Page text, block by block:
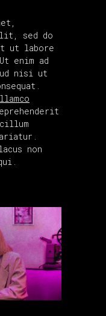
sed do
ut labore
enim ad
nisi ut
non